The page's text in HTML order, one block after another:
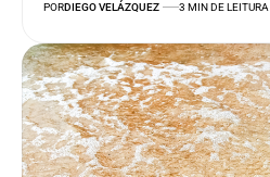
PORDIEGO VELÁZQUEZ 3 MIN DE LEITURA